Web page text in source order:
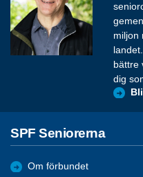
miljon
bättre
dig
SPF Seniorerna
Om förbundet